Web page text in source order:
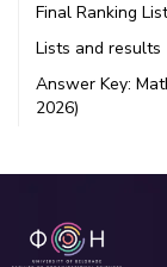
Final Ranking
Lists and results
Answer Key:
2026)